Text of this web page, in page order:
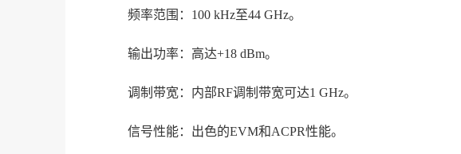
频率范围：100 kHz至44 GHz。
输出功率：高达+18 dBm。
调制带宽：内部RF调制带宽可达1 GHz。
信号性能：出色的EVM和ACPR性能。